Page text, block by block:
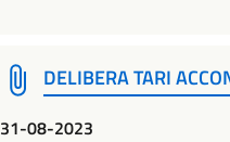
DELIBERA TARI
31-08-2023